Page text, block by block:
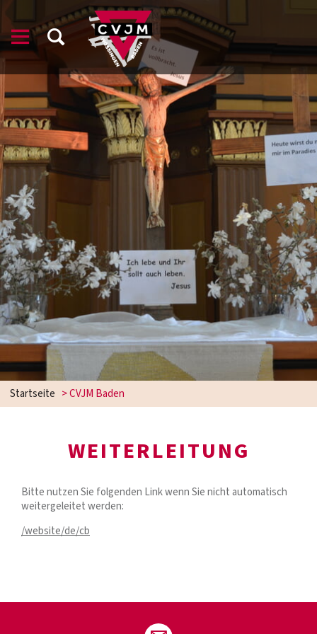
Startseite >CVJM Baden
WEITERLEITUNG
Bitte nutzen Sie folgenden Link wenn Sie nicht automatisch
weitergeleitet werden:
/website/de/cb